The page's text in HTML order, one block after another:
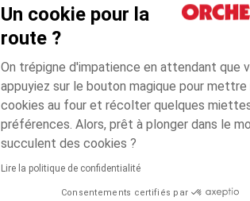
Un cookie pour la
route ?
On trépigne d'impatience en attendant que
appuyiez sur le bouton magique pour mettre
cookies au four et récolter quelques
préférences. Alors, prêt à plonger dans le
succulent des cookies ?
Lire la politique de confidentialité
Consentements certifiés par
MODES